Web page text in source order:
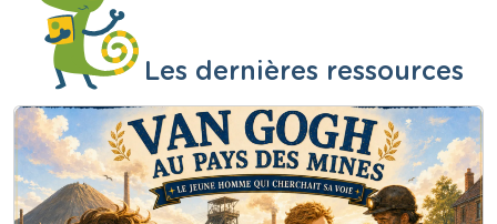
Les dernières ressources